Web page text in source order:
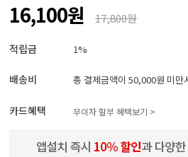
16,100원 17,800원
적립금 1%
배송비 총 결제금액이 50,000원 미만
카드혜택 무이자 할부 혜택보기 >